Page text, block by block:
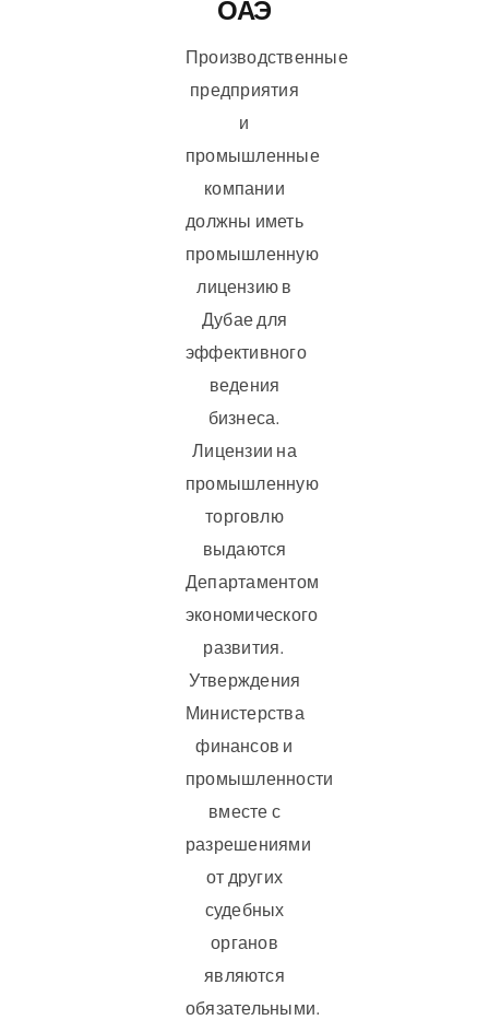
ОАЭ
Производственные
предприятия
и
промышленные
компании
должны иметь
промышленную
лицензию в
Дубае для
эффективного
ведения
бизнеса.
Лицензии на
промышленную
торговлю
выдаются
Департаментом
экономического
развития.
Утверждения
Министерства
финансов и
промышленности
вместе с
разрешениями
от других
судебных
органов
являются
обязательными.